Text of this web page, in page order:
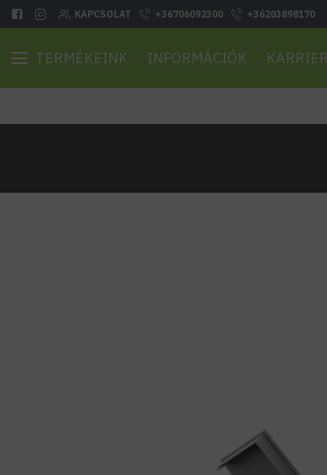
KAPCSOLAT +36706092300 +36203898170
TERMÉKEINK INFORMÁCIÓK KARRIER